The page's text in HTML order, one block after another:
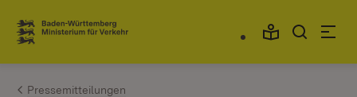
Zum Inhalt springen
Link zur Startseite
Pressemitteilungen